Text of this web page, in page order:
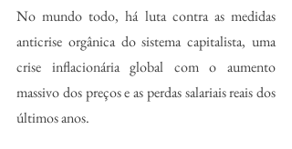
No mundo todo, há luta contra as medidas
anticrise orgânica do sistema capitalista, uma
crise inflacionária global com o aumento
massivo dos preços e as perdas salariais reais dos
últimos anos.